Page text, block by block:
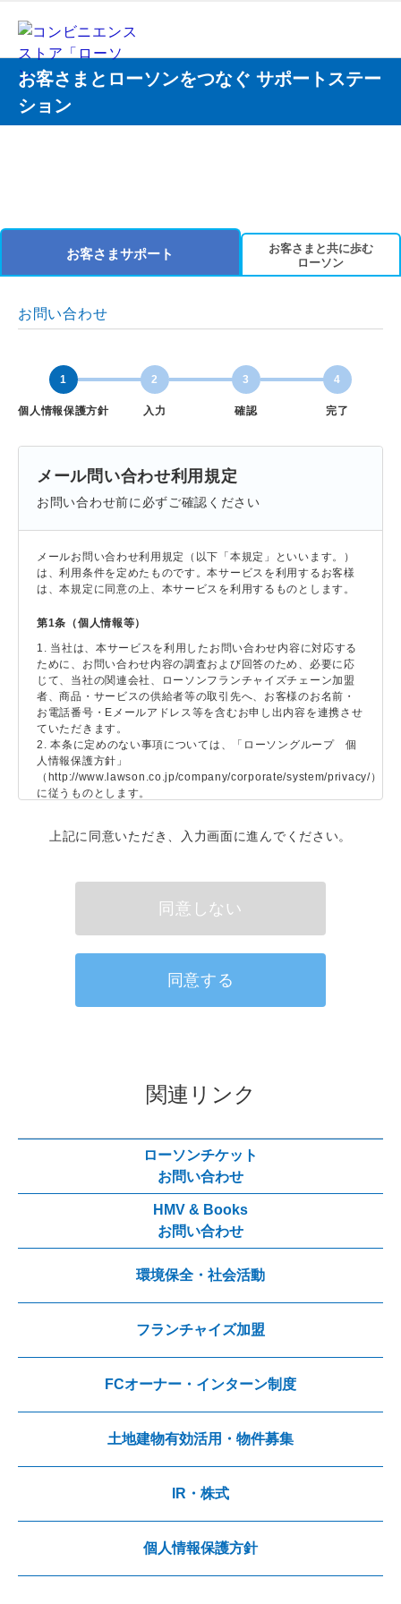
お客さまとローソンをつなぐ サポートステー
ション
お客さまサポート
お客さまと共に歩む
ローソン
お問い合わせ
1
個人情報保護方針
2
入力
3
確認
4
完了
メール問い合わせ利用規定
お問い合わせ前に必ずご確認ください
メールお問い合わせ利用規定（以下「本規定」といいます。）
は、利用条件を定めたものです。本サービスを利用するお客様
は、本規定に同意の上、本サービスを利用するものとします。
第1条（個人情報等）
1. 当社は、本サービスを利用したお問い合わせ内容に対応する
ために、お問い合わせ内容の調査および回答のため、必要に応
じて、当社の関連会社、ローソンフランチャイズチェーン加盟
者、商品・サービスの供給者等の取引先へ、お客様のお名前・
お電話番号・Eメールアドレス等を含むお申し出内容を連携させ
ていただきます。
2. 本条に定めのない事項については、「ローソングループ 個
人情報保護方針」
（http://www.lawson.co.jp/company/corporate/system/privacy/）
に従うものとします。
（１）お客さまからのお問い合わせ対応とその回答を行うた
め、入力頂いた電話番号やメールアドレス等のご連絡先情報
を、お客様への電話、メール等によるご連絡、その他お問合せ
の本人確認等に利用します。
1. 本サービス上で提供されるコンテンツに、コンピューター・
ウィルスなどの有害なものが含まれていないことを保証するも
2. 公衆電話回線、専用電話回線、インターネットその他の通信
回線等の通信経路において盗聴等がなされたことによりお客さ
まの個人情報等が漏洩した場合、そのために生じた損害につい
て当社は責任を負いません。
性、完全性、正確性、安全性、合法性、最新性等について、保
証するものではありません。
責任を負います。但し、当社が当該行為時において予見すべき
であったといえない損害については責任を負わないものとしま
す。
第5条（禁止事項）
１．本サービスの回答は、お問合せを頂いたお客様の特定の質
問にお答えすることを目的としております。回答内容の転用、
二次利用または、ご本人様以外に開示頂くことはお控えくださ
い。
禁止行為に該当する、または該当するおそれのある行為を行っ
（２）公序良俗または法令に反する行為
行為
上記に同意いただき、入力画面に進んでください。
同意しない
同意する
関連リンク
ローソンチケット
お問い合わせ
HMV & Books
お問い合わせ
環境保全・社会活動
フランチャイズ加盟
FCオーナー・インターン制度
土地建物有効活用・物件募集
IR・株式
個人情報保護方針